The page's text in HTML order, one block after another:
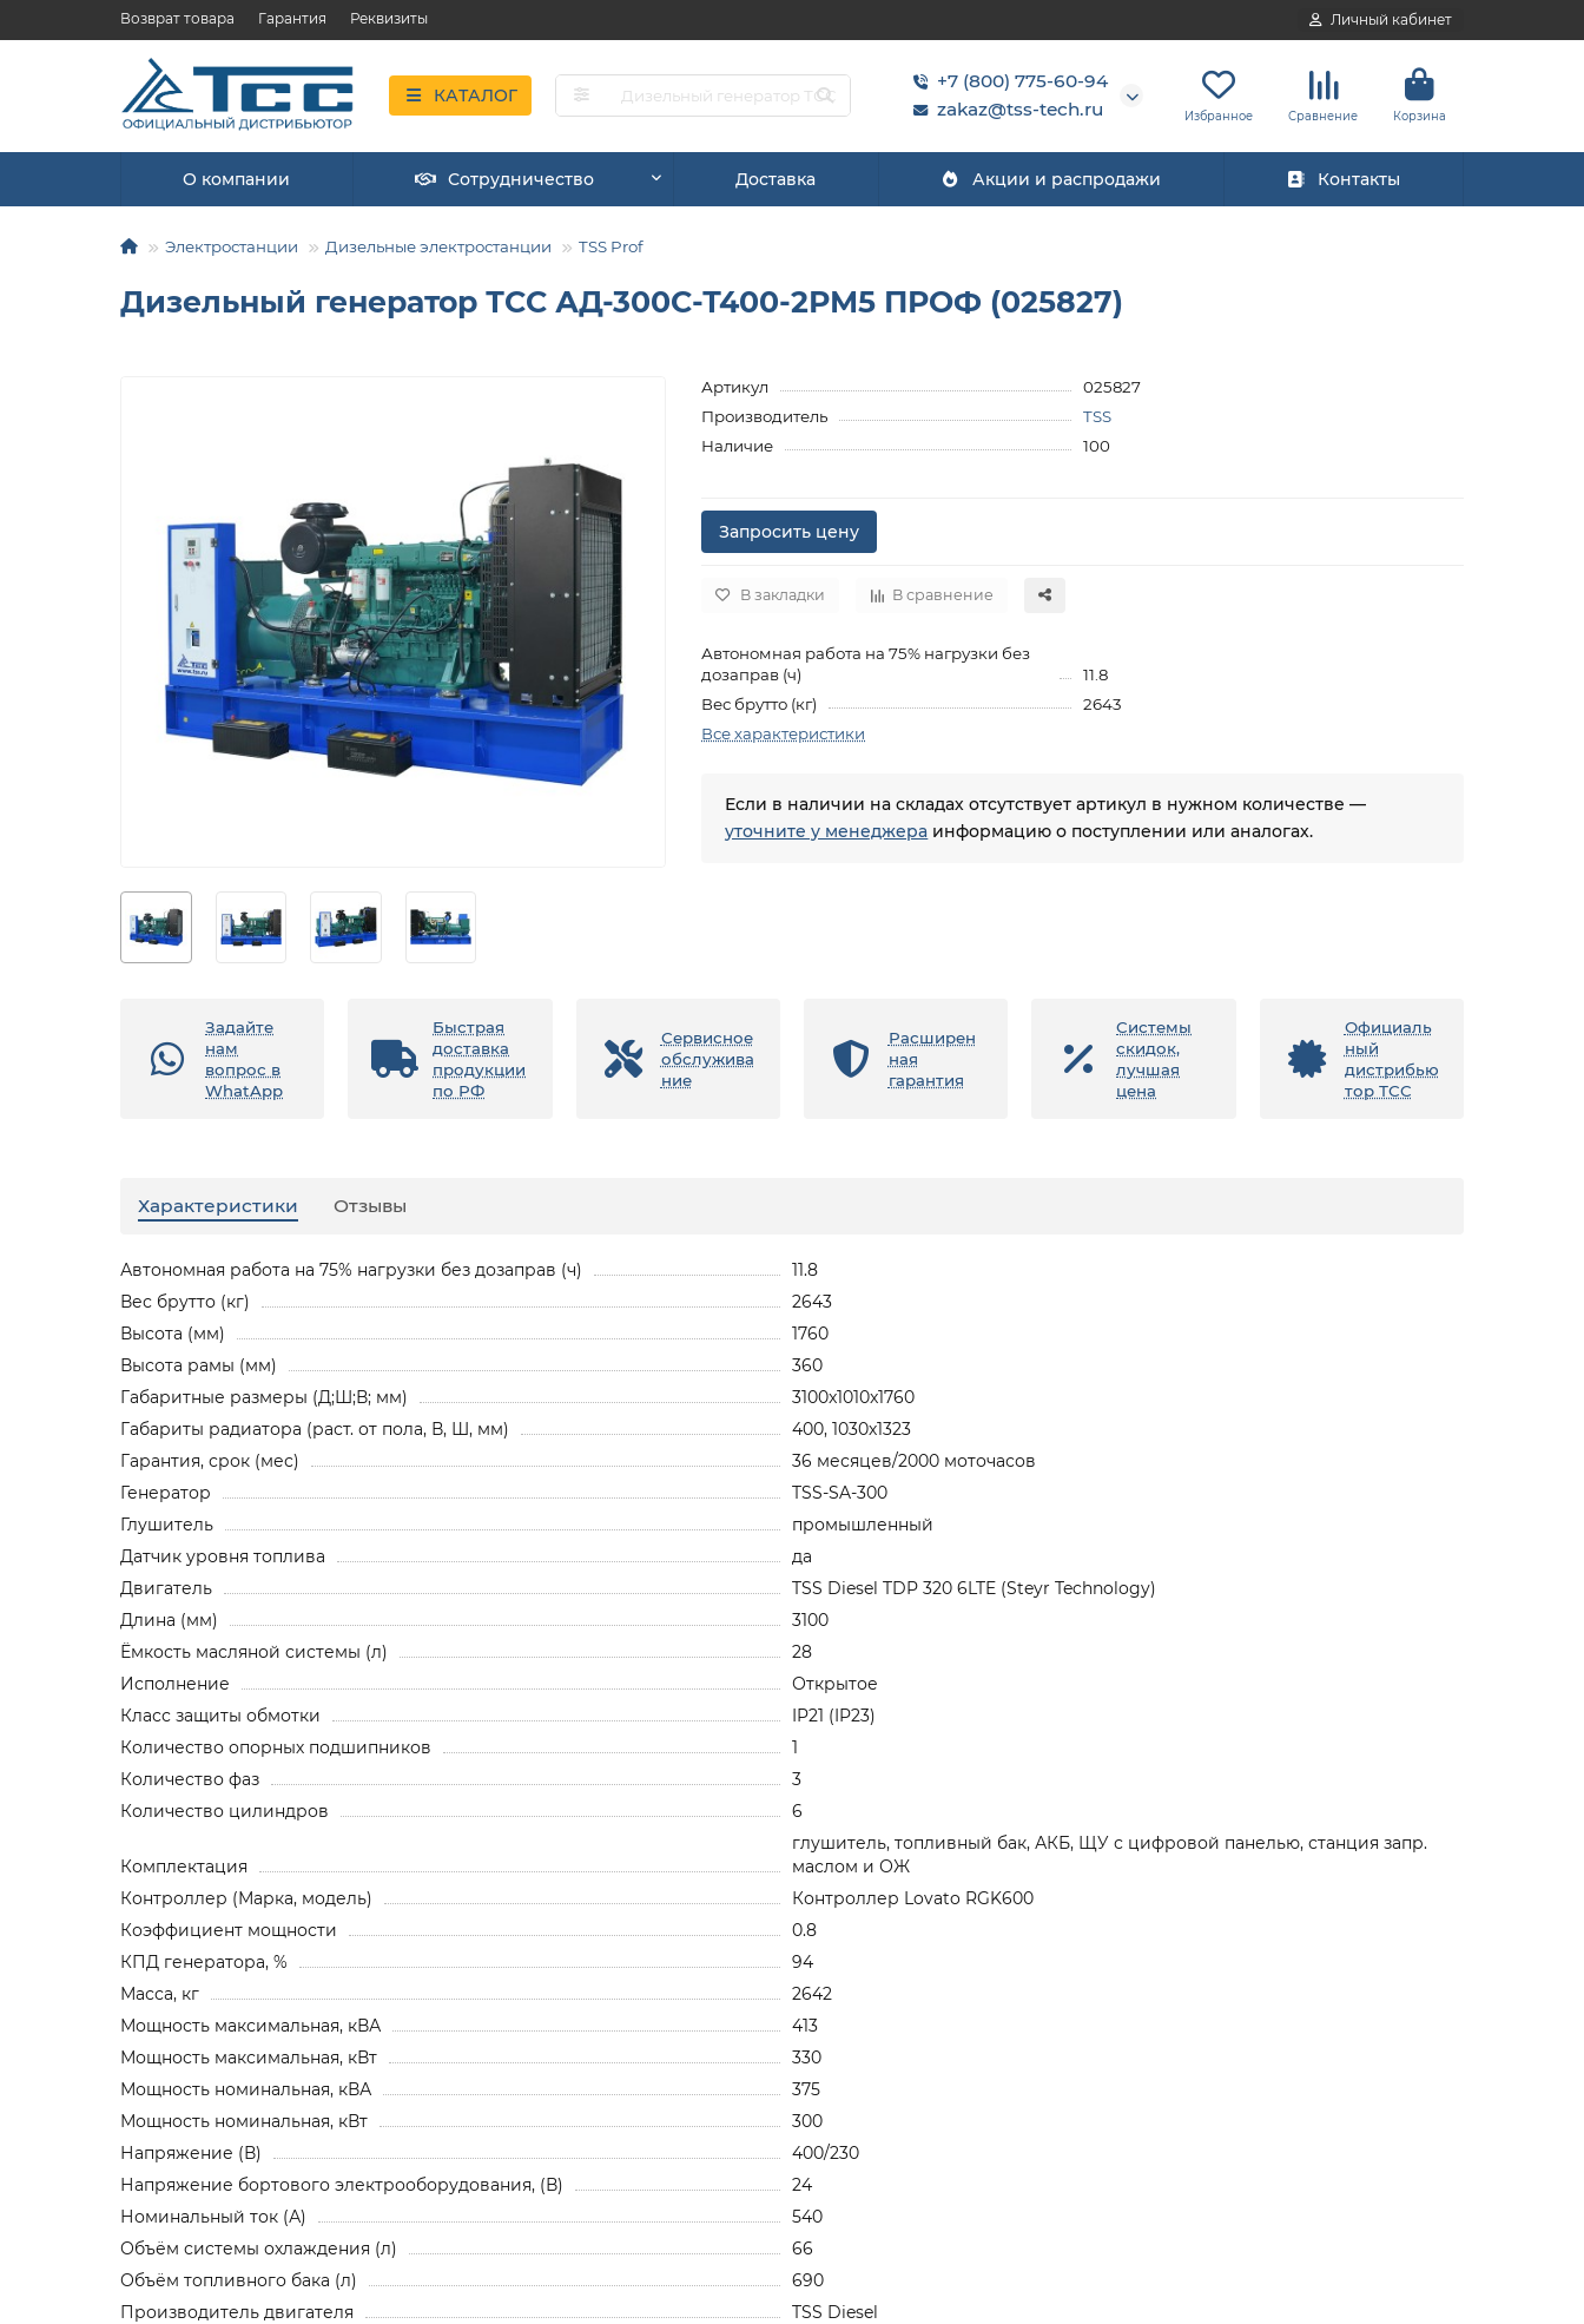
Возврат товара Гарантия Реквизиты Личный кабинет
КАТАЛОГ
+7 (800) 775-60-94
zakaz@tss-tech.ru
Избранное Сравнение Корзина
О компании Сотрудничество Доставка Акции и распродажи Контакты
Электростанции Дизельные электростанции TSS Prof
Дизельный генератор ТСС АД-300С-Т400-2РМ5 ПРОФ (025827)
Артикул
025827
Производитель
TSS
Наличие
100
Запросить цену
В закладки В сравнение
Автономная работа на 75% нагрузки без
дозаправ (ч)
11.8
Вес брутто (кг)
2643
Все характеристики
Если в наличии на складах отсутствует артикул в нужном количестве —
уточните у менеджера информацию о поступлении или аналогах.
Задайте
нам
вопрос в
WhatApp
Быстрая
доставка
продукции
по РФ
Сервисное
обслужива
ние
Расширен
ная
гарантия
Системы
скидок,
лучшая
цена
Официаль
ный
дистрибью
тор ТСС
Характеристики Отзывы
Автономная работа на 75% нагрузки без дозаправ (ч)
11.8
Вес брутто (кг)
2643
Высота (мм)
1760
Высота рамы (мм)
360
Габаритные размеры (Д;Ш;В; мм)
3100x1010x1760
Габариты радиатора (раст. от пола, В, Ш, мм)
400, 1030х1323
Гарантия, срок (мес)
36 месяцев/2000 моточасов
Генератор
TSS-SA-300
Глушитель
промышленный
Датчик уровня топлива
да
Двигатель
TSS Diesel TDP 320 6LTE (Steyr Technology)
Длина (мм)
3100
Ёмкость масляной системы (л)
28
Исполнение
Открытое
Класс защиты обмотки
IP21 (IP23)
Количество опорных подшипников
1
Количество фаз
3
Количество цилиндров
6
Комплектация
глушитель, топливный бак, АКБ, ЩУ с цифровой панелью, станция запр.
маслом и ОЖ
Контроллер (Марка, модель)
Контроллер Lovato RGK600
Коэффициент мощности
0.8
КПД генератора, %
94
Масса, кг
2642
Мощность максимальная, кВА
413
Мощность максимальная, кВт
330
Мощность номинальная, кВА
375
Мощность номинальная, кВт
300
Напряжение (В)
400/230
Напряжение бортового электрооборудования, (В)
24
Номинальный ток (А)
540
Объём системы охлаждения (л)
66
Объём топливного бака (л)
690
Производитель двигателя
TSS Diesel